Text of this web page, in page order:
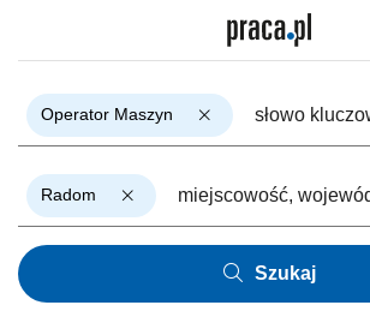
Operator Maszyn
Radom
Szukaj